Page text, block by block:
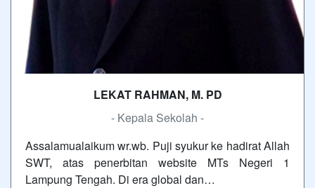
LEKAT RAHMAN, M. PD
- Kepala Sekolah -
Assalamualaikum wr.wb. Puji syukur ke hadirat Allah
SWT, atas penerbitan website MTs Negeri 1
Lampung Tengah. Di era global dan…